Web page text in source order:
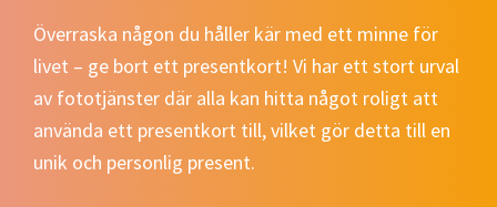
Överraska någon du håller kär med ett minne för
livet – ge bort ett presentkort! Vi har ett stort urval
av fototjänster där alla kan hitta något roligt att
använda ett presentkort till, vilket gör detta till en
unik och personlig present.